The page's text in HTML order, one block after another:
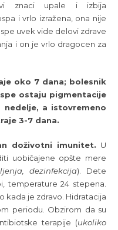
znaci upale i izbija
i vrlo izražena, ona nije
uvek vide delovi zdrave
i on je vrlo dragocen za
oko 7 dana; bolesnik
ostaju pigmentacije
nedelje, a istovremeno
3-7 dana.
doživotni imunitet. U
uobičajene opšte mere
dezinfekcija). Dete
temperature 24 stepena.
kada je zdravo. Hidratacija
periodu. Obzirom da su
terapije (ukoliko